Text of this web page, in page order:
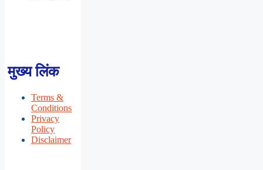
मुख्य लिंक
Terms &
Conditions
Privacy
Policy
Disclaimer